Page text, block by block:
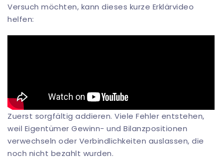
Versuch möchten, kann dieses kurze Erklärvideo
helfen:
Zuerst sorgfältig addieren. Viele Fehler entstehen,
weil Eigentümer Gewinn- und Bilanzpositionen
verwechseln oder Verbindlichkeiten auslassen, die
noch nicht bezahlt wurden.